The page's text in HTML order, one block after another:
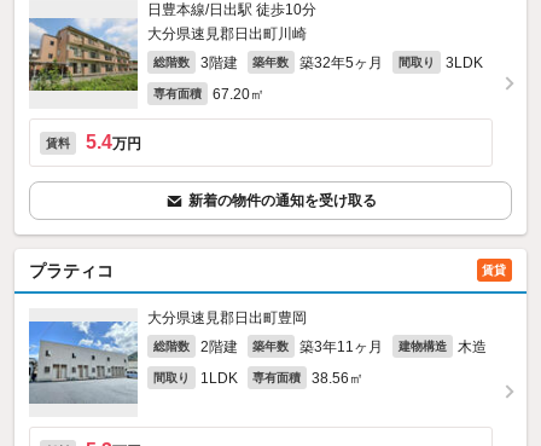
日豊本線/日出駅 徒歩10分
大分県速見郡日出町川崎
総階数 3階建 築年数 築32年5ヶ月 間取り 3LDK
専有面積 67.20㎡
賃料 5.4万円
新着の物件の通知を受け取る
プラティコ 賃貸
大分県速見郡日出町豊岡
総階数 2階建 築年数 築3年11ヶ月 建物構造 木造
間取り 1LDK 専有面積 38.56㎡